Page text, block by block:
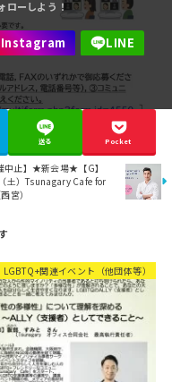
送る Pocket
中止】★新会場★【G】
土）Tsunagary Cafe for
宮）
LGBTQ+関連イベント（他団体等）